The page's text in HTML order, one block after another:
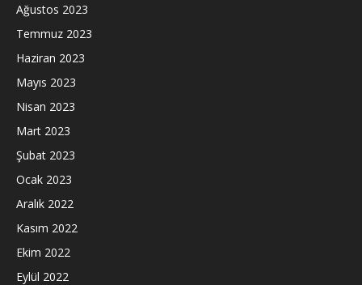
Ağustos 2023
Temmuz 2023
Haziran 2023
Mayıs 2023
Nisan 2023
Mart 2023
Şubat 2023
Ocak 2023
Aralık 2022
Kasım 2022
Ekim 2022
Eylül 2022